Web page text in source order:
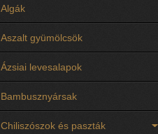
Algák
Aszalt gyümölcsök
Ázsiai levesalapok
Bambusznyársak
Chiliszószok és paszták